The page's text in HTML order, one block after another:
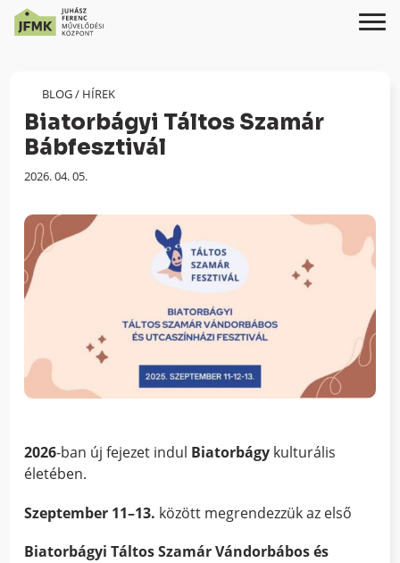
Content
navigációhoz
BLOG/ HÍREK
Biatorbágyi Táltos Szamár
Bábfesztivál
Megjelenés
2026. 04. 05.
2026-ban új fejezet indul Biatorbágy kulturális
életében.
Szeptember 11–13. között megrendezzük az első
Biatorbágyi Táltos Szamár Vándorbábos és